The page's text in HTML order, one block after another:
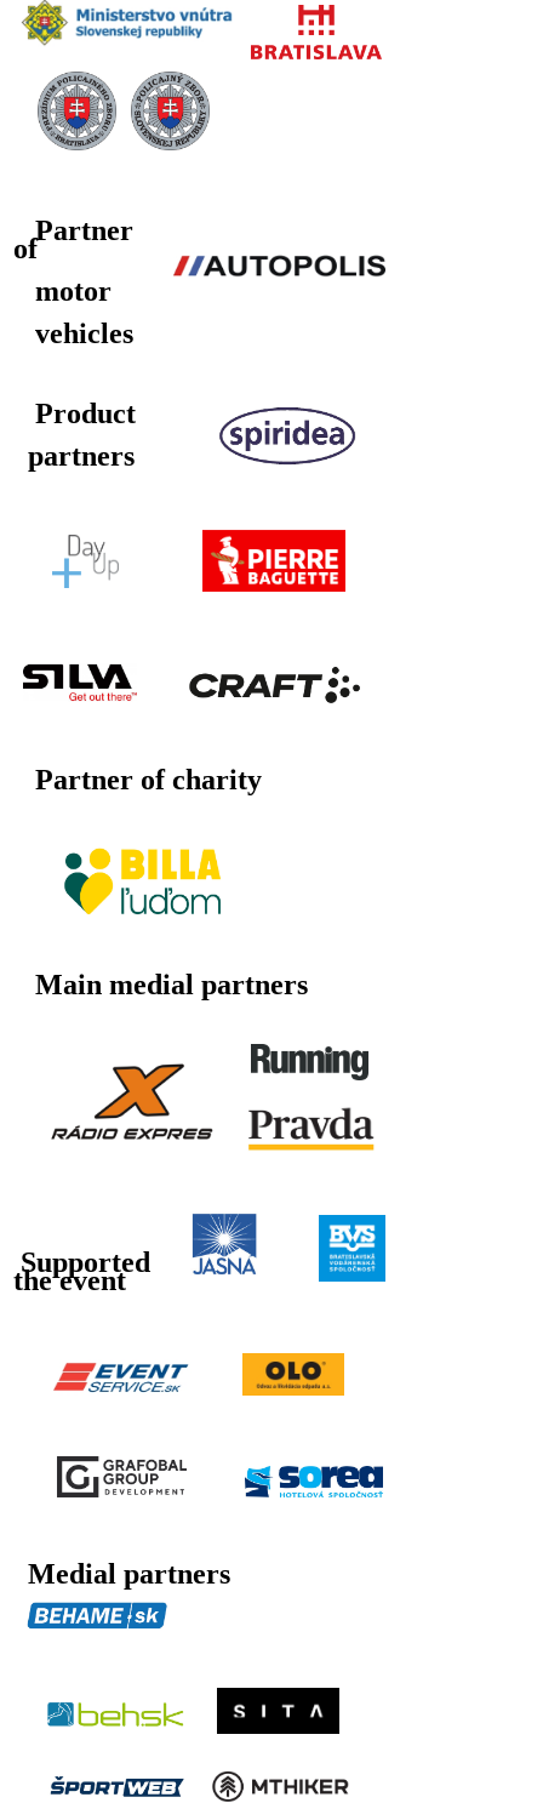
Partner
of
motor
vehicles
Product
partners
Partner of charity
Main medial partners
Supported
the event
Medial partners